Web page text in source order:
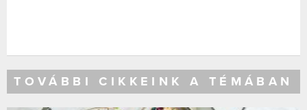
TOVÁBBI CIKKEINK A TÉMÁBAN